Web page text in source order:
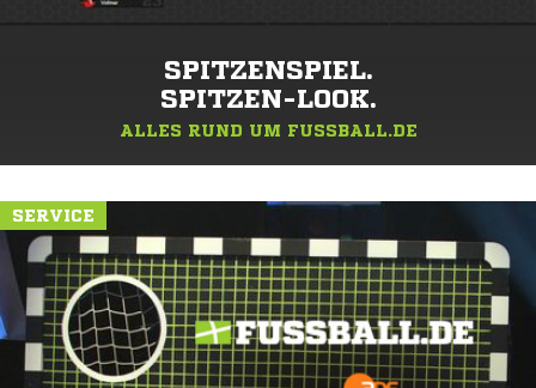
SPITZENSPIEL.
SPITZEN-LOOK.
ALLES RUND UM FUSSBALL.DE
SERVICE